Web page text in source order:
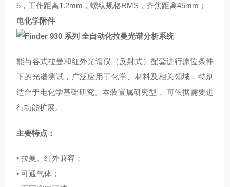
5，工作距离1.2mm，螺纹规格RMS，齐焦距离45mm；
电化学附件
能与各式拉曼和红外光谱仪（反射式）配套进行原位条件
下的光谱测试，广泛应用于化学、材料及相关领域，特别
适合于电化学基础研究。本装置属研究型， 可依据需要进
行功能扩展。
主要特点：
• 拉曼、红外兼容；
• 可通气体；